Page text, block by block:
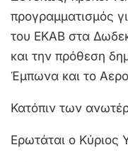
προγραμματισμός
του ΕΚΑΒ στα
και την πρόθεση
Έμπωνα και το
Κατόπιν των
Ερωτάται ο Κύριος